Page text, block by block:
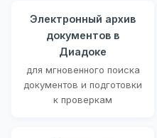
Электронный архив
документов в
Диадоке
для мгновенного поиска
документов и подготовки
к проверкам